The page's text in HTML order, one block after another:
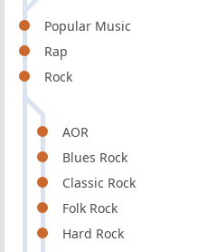
Popular Music
Rap
Rock
AOR
Blues Rock
Classic Rock
Folk Rock
Hard Rock